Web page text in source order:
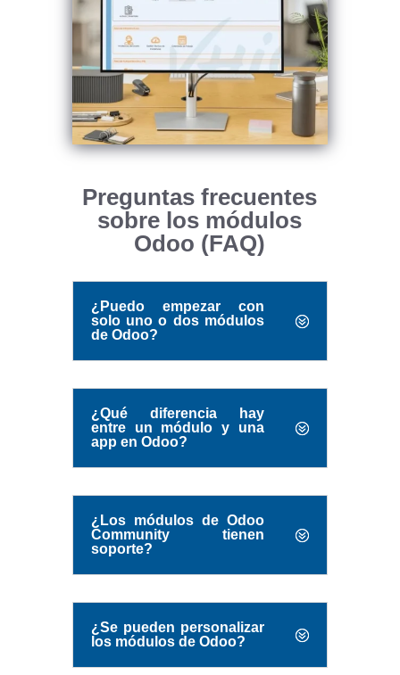
Preguntas frecuentes
sobre los módulos
Odoo (FAQ)
¿Puedo empezar con
solo uno o dos módulos
de Odoo?
¿Qué diferencia hay
entre un módulo y una
app en Odoo?
¿Los módulos de Odoo
Community tienen
soporte?
¿Se pueden personalizar
los módulos de Odoo?